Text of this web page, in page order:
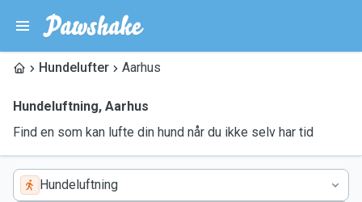
Hundelufter Aarhus
Hundeluftning, Aarhus
Find en som kan lufte din hund når du ikke selv har tid
Hundeluftning